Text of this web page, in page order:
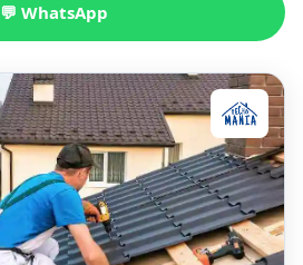
💬 WhatsApp